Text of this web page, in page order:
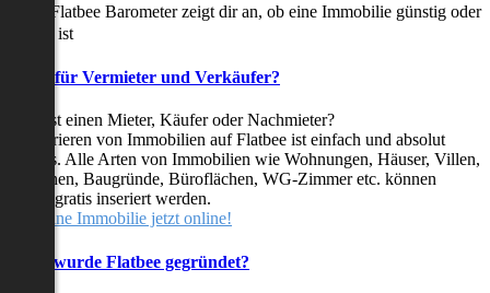
Der Flatbee Barometer zeigt dir an, ob eine Immobilie günstig oder
teuer ist
für Vermieter und Verkäufer?
suchst einen Mieter, Käufer oder Nachmieter?
Inserieren von Immobilien auf Flatbee ist einfach und absolut
Alle Arten von Immobilien wie Wohnungen, Häuser, Villen,
Baugründe, Büroflächen, WG-Zimmer etc. können
gratis inseriert werden.
deine Immobilie jetzt online!
wurde Flatbee gegründet?